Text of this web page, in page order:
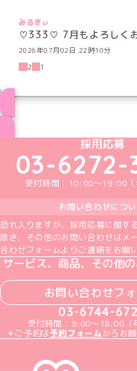
みるきぃ
♡333♡ 7月もよろしくお
2026年07月02日 22時10分
2
1
めいど
め
採用応募
03-6272-
受付時間：10:00～19:00（
お問い合わせにつ
恐れ入りますが、採用応募に関す
除き、その他のお問い合わせはメ
合わせフォームよりご連絡をお願
サービス、商品、その他
お問い合わせフ
03-6744-
受付時間：9:00～18:00（
＊ご予約は予約フォームからお